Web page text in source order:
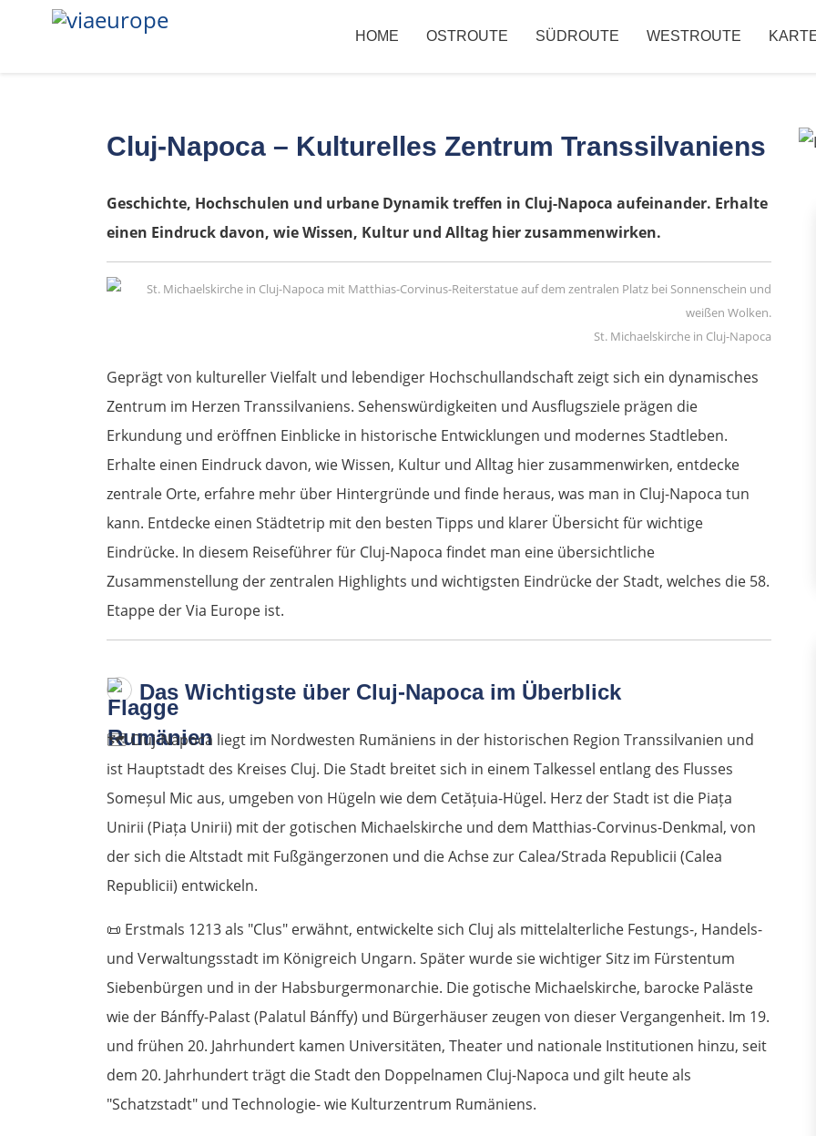
HOME OSTROUTE SÜDROUTE WESTROUTE
Cluj-Napoca – Kulturelles Zentrum Transsilvaniens
Geschichte, Hochschulen und urbane Dynamik treffen in Cluj-Napoca aufeinander. Erhalte
einen Eindruck davon, wie Wissen, Kultur und Alltag hier zusammenwirken.
St. Michaelskirche in Cluj-Napoca
Geprägt von kultureller Vielfalt und lebendiger Hochschullandschaft zeigt sich ein dynamisches
Zentrum im Herzen Transsilvaniens. Sehenswürdigkeiten und Ausflugsziele prägen die
Erkundung und eröffnen Einblicke in historische Entwicklungen und modernes Stadtleben.
Erhalte einen Eindruck davon, wie Wissen, Kultur und Alltag hier zusammenwirken, entdecke
zentrale Orte, erfahre mehr über Hintergründe und finde heraus, was man in Cluj-Napoca tun
kann. Entdecke einen Städtetrip mit den besten Tipps und klarer Übersicht für wichtige
Eindrücke. In diesem Reiseführer für Cluj-Napoca findet man eine übersichtliche
Zusammenstellung der zentralen Highlights und wichtigsten Eindrücke der Stadt, welches die 58.
Etappe der Via Europe ist.
Das Wichtigste über Cluj-Napoca im Überblick
🗺️Cluj-Napoca liegt im Nordwesten Rumäniens in der historischen Region Transsilvanien und
ist Hauptstadt des Kreises Cluj. Die Stadt breitet sich in einem Talkessel entlang des Flusses
Someșul Mic aus, umgeben von Hügeln wie dem Cetățuia-Hügel. Herz der Stadt ist die Piața
Unirii (Piața Unirii) mit der gotischen Michaelskirche und dem Matthias-Corvinus-Denkmal, von
der sich die Altstadt mit Fußgängerzonen und die Achse zur Calea/Strada Republicii (Calea
Republicii) entwickeln.
📜 Erstmals 1213 als "Clus" erwähnt, entwickelte sich Cluj als mittelalterliche Festungs-, Handels-
und Verwaltungsstadt im Königreich Ungarn. Später wurde sie wichtiger Sitz im Fürstentum
Siebenbürgen und in der Habsburgermonarchie. Die gotische Michaelskirche, barocke Paläste
wie der Bánffy-Palast (Palatul Bánffy) und Bürgerhäuser zeugen von dieser Vergangenheit. Im 19.
und frühen 20. Jahrhundert kamen Universitäten, Theater und nationale Institutionen hinzu, seit
dem 20. Jahrhundert trägt die Stadt den Doppelnamen Cluj-Napoca und gilt heute als
"Schatzstadt" und Technologie- wie Kulturzentrum Rumäniens.